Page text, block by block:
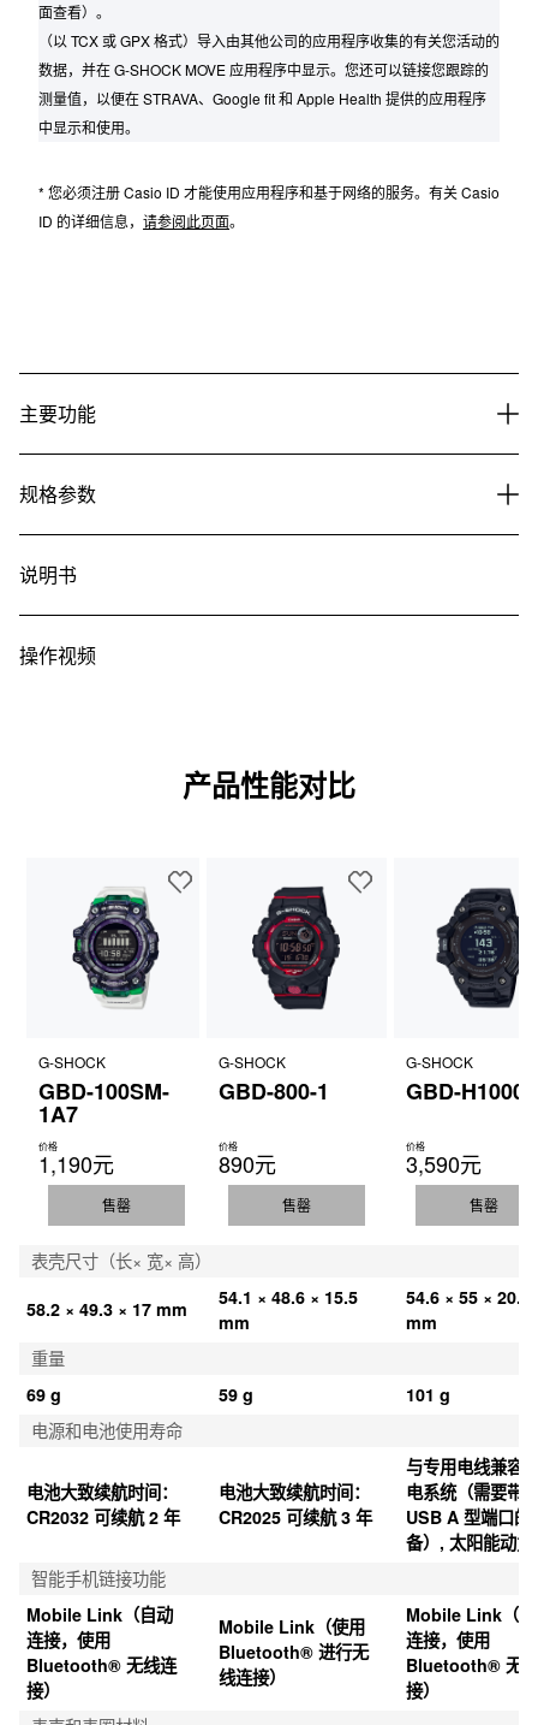
面查看）。
（以 TCX 或 GPX 格式）导入由其他公司的应用程序收集的有关您活动的
数据，并在 G-SHOCK MOVE 应用程序中显示。您还可以链接您跟踪的
测量值，以便在 STRAVA、Google fit 和 Apple Health 提供的应用程序
中显示和使用。
* 您必须注册 Casio ID 才能使用应用程序和基于网络的服务。有关 Casio
ID 的详细信息， 请参阅此页面。
主要功能
规格参数
说明书
操作视频
产品性能对比
G-SHOCK
GBD-100SM-
1A7
价格
1,190元
售罄
G-SHOCK
GBD-800-1
价格
890元
售罄
G-SHOCK
GBD-H1000-
价格
3,590元
售罄
表壳尺寸（长× 宽× 高）
58.2 × 49.3 × 17 mm
54.1 × 48.6 × 15.5
mm
54.6 × 55 × 20.4
mm
重量
69 g
59 g
101 g
电源和电池使用寿命
电池大致续航时间：
CR2032 可续航 2 年
电池大致续航时间：
CR2025 可续航 3 年
与专用电线兼容
电系统（需要带
USB A 型端口的
备）, 太阳能动力
智能手机链接功能
Mobile Link（自动
连接，使用
Bluetooth® 无线连
接）
Mobile Link（使用
Bluetooth® 进行无
线连接）
Mobile Link（
连接，使用
Bluetooth® 无
接）